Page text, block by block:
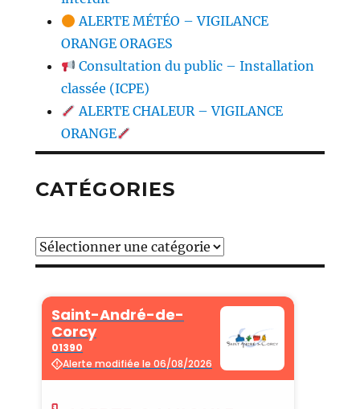
ALERTE MÉTÉO – VIGILANCE
ORANGE ORAGES
Consultation du public – Installation
classée (ICPE)
ALERTE CHALEUR – VIGILANCE
ORANGE
CATÉGORIES
Catégories